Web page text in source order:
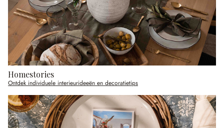
Homestories
Ontdek individuele interieurideeën en decoratietips